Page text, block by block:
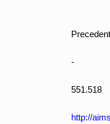
-
551.518
http://